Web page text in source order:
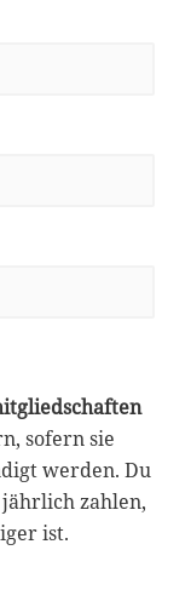
sofern sie
werden. Du
zahlen,
ist.